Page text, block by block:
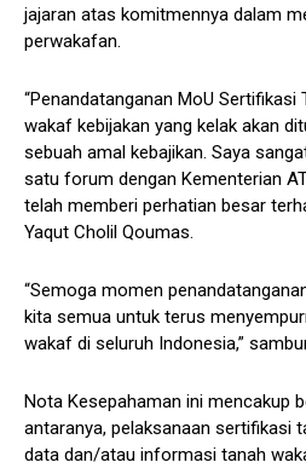
jajaran atas komitmennya dalam
perwakafan.
“Penandatanganan MoU Sertifikasi
wakaf kebijakan yang kelak akan
sebuah amal kebajikan. Saya
satu forum dengan Kementerian
telah memberi perhatian besar
Yaqut Cholil Qoumas.
“Semoga momen
kita semua untuk terus
wakaf di seluruh Indonesia,”
Nota Kesepahaman ini mencakup
antaranya, pelaksanaan sertifikasi
data dan/atau informasi tanah